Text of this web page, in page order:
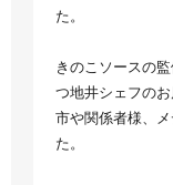
た。
きのこソースの
つ地井シェフの
市や関係者様、
た。